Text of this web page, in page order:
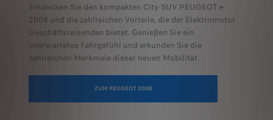
Entdecken Sie den kompakten City-SUV PEUGEOT e-
2008 und die zahlreichen Vorteile, die der Elektromotor
Geschäftsreisenden bietet. Genießen Sie ein
unerwartetes Fahrgefühl und erkunden Sie die
zahlreichen Merkmale dieser neuen Mobilität.
ZUM PEUGEOT 2008